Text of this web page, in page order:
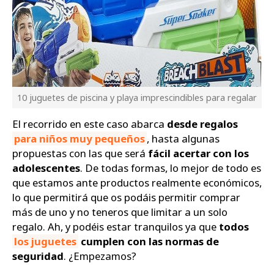
10 juguetes de piscina y playa imprescindibles para regalar
El recorrido en este caso abarca desde regalos
para niños muy pequeños, hasta algunas
propuestas con las que será fácil acertar con los
adolescentes. De todas formas, lo mejor de todo es
que estamos ante productos realmente económicos,
lo que permitirá que os podáis permitir comprar
más de uno y no teneros que limitar a un solo
regalo. Ah, y podéis estar tranquilos ya que todos
los juguetes cumplen con las normas de
seguridad. ¿Empezamos?